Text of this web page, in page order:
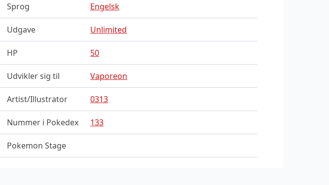
Sprog Engelsk
Udgave Unlimited
HP 50
Udvikler sig til Vaporeon
Artist/Illustrator 0313
Nummer i Pokedex 133
Pokemon Stage